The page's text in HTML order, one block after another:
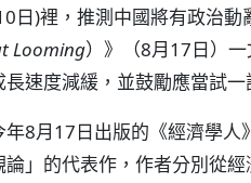
日)裡，推測中國將有政治動
Looming）》（8月17日）
速度減緩，並鼓勵應當試一
8月17日出版的《經濟學人
」的代表作，作者分別從